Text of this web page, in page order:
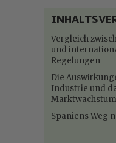
Vergleich
und
Regelungen
Die
Industrie und
Marktwachstum
Spaniens Weg